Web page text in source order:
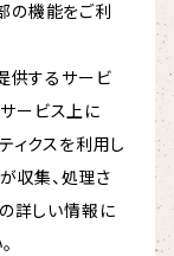
の機能をご利
供するサービ
ービス上に
クスを利用し
収集、処理さ
詳しい情報に